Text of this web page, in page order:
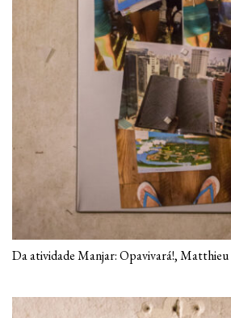
Da atividade Manjar: Opavivará!,